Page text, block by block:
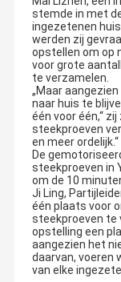
Kwaliteitsco
Ntrole
Verzoek Om
Een Citaat
Turbo
stemde in met
ingezetenen
werden zij
opstellen om op
voor grote
te verzamelen.
„Maar
naar huis te
één voor één,“
steekproeven
en meer ordelijk.“
De
steekproeven in
om de 10
Ji Ling,
één plaats voor
steekproeven te
opstelling een
aangezien het
daarvan, voeren
van elke
elektronische
„SINCO“ in
Chinees „xin“
betekent „koel“, vrij
In het kort van
populair rond vele
van Australië, Azië
jong, energiek en
professionele
de vraag van
ernaar streven om
uitstekende dienst
opgeslagen
de behoeften van
„SINCO“ nu, later,